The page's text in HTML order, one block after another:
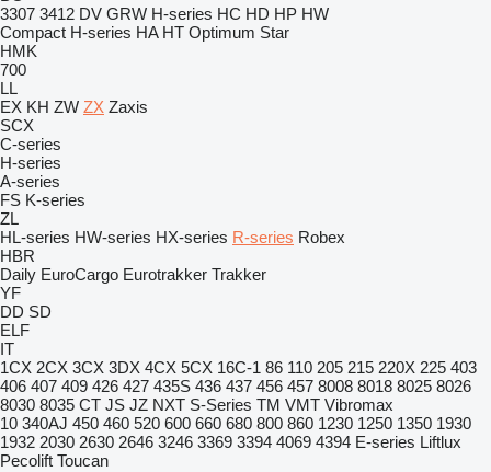
3307 3412 DV GRW H-series HC HD HP HW
Compact H-series HA HT Optimum Star
HMK
700
LL
EX KH ZW ZX Zaxis
SCX
C-series
H-series
A-series
FS K-series
ZL
HL-series HW-series HX-series R-series Robex
HBR
Daily EuroCargo Eurotrakker Trakker
YF
DD SD
ELF
IT
1CX 2CX 3CX 3DX 4CX 5CX 16C-1 86 110 205 215 220X 225 403
406 407 409 426 427 435S 436 437 456 457 8008 8018 8025 8026
8030 8035 CT JS JZ NXT S-Series TM VMT Vibromax
10 340AJ 450 460 520 600 660 680 800 860 1230 1250 1350 1930
1932 2030 2630 2646 3246 3369 3394 4069 4394 E-series Liftlux
Pecolift Toucan